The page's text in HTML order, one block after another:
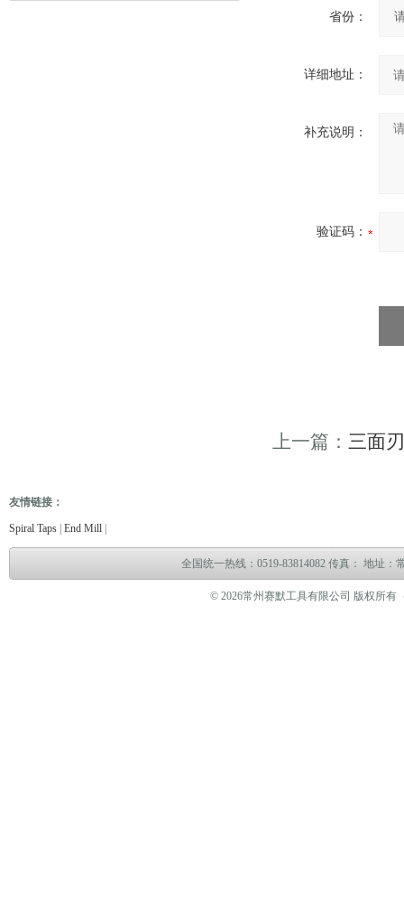
省份：
详细地址：
补充说明：
验证码：
上一篇： 三面
友情链接：
Spiral Taps End Mill
电缆故障测试仪 电缆故障测试仪
全国统一热线：0519-83814082 传真： 地址：
© 2026常州赛默工具有限公司 版权所有